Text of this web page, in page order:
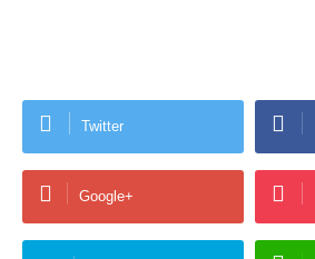
Twitter
Google+